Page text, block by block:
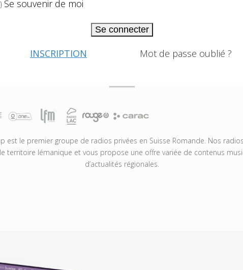
Se souvenir de moi
Se connecter
INSCRIPTION Mot de passe oublié ?
est le premier groupe de radios privées en Suisse Romande. Nos
territoire lémanique et vous propose une offre variée de contenus
d’actualités régionales.